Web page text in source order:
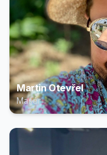
Martin Otevřel
Masér